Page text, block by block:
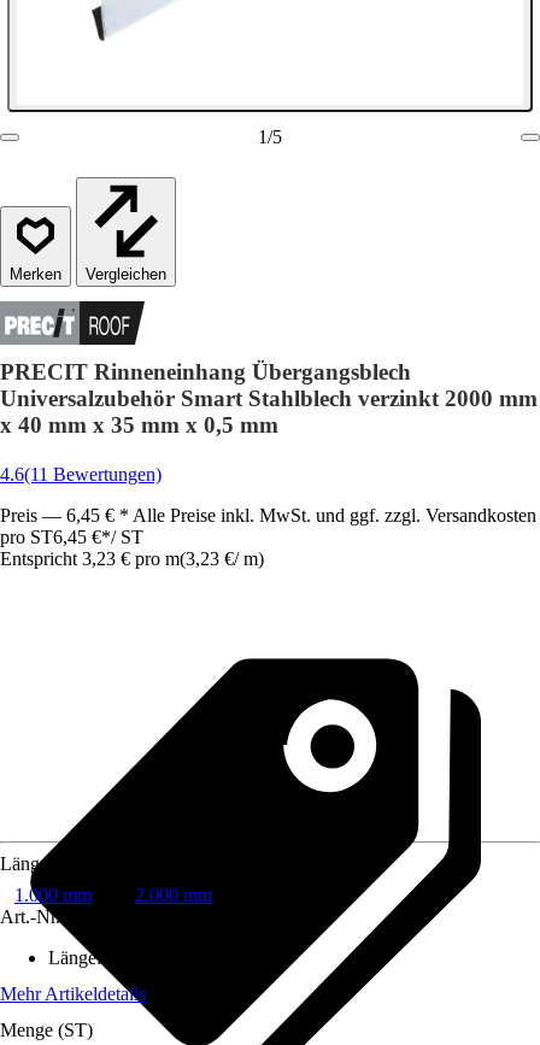
1/5
Vergleichen
PRECIT Rinneneinhang Übergangsblech
Universalzubehör Smart Stahlblech verzinkt 2000 mm
x 40 mm x 35 mm x 0,5 mm
4.6(11 Bewertungen)
Preis — 6,45 € * Alle Preise inkl. MwSt. und ggf. zzgl. Versandkosten
pro ST6,45 €*/ ST
Entspricht 3,23 € pro m(3,23 €/ m)
Länge
1.000 mm
2.000 mm
Art.-Nr.
Länge:
Mehr Artikeldetails
Menge (ST)